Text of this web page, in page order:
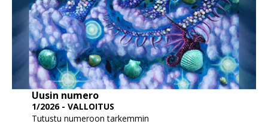
Uusin numero
1/2026 - VALLOITUS
Tutustu numeroon tarkemmin